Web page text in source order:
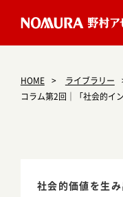
HOME ライブラリー
コラム第2回│「社会的イ
社会的価値を生